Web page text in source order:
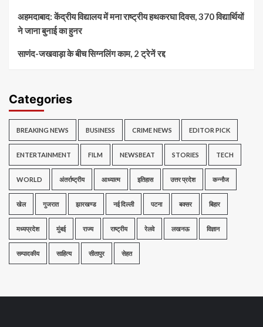
अहमदाबाद: केंद्रीय विद्यालय में मना राष्ट्रीय हथकरघा दिवस, 370 विद्यार्थियों
ने जाना बुनाई का हुनर
साणंद-जखवाड़ा के बीच सिग्नलिंग काम, 2 ट्रेनें रद्द
Categories
BREAKING NEWS BUSINESS CRIME NEWS EDITOR PICK
ENTERTAINMENT FILM NEWSBEAT STORIES TECH
WORLD अंतर्राष्ट्रीय आध्यात्म इतिहास उत्तर प्रदेश कन्नौज
खेल गुजरात झारखण्ड नई दिल्ली पटना बक्सर बिहार
मध्यप्रदेश मुंबई राज्य राष्ट्रीय रेलवे लखनऊ विज्ञान
सम्पादकीय साहित्य सीतापुर सेहत